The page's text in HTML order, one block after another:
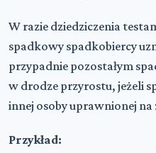
W razie dziedziczenia
spadkowy spadkobiercy
przypadnie pozostałym
w drodze przyrostu, jeżeli
innej osoby uprawnionej
Przykład: